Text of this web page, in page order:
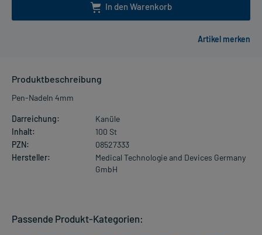
In den Warenkorb
Produktbeschreibung
Pen-Nadeln 4mm
Darreichung:
Kanüle
Inhalt:
100 St
PZN:
08527333
Hersteller:
Medical Technologie and Devices Germany
GmbH
Passende Produkt-Kategorien: